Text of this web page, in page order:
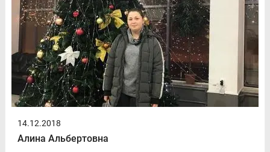
14.12.2018
Алина Альбертовна